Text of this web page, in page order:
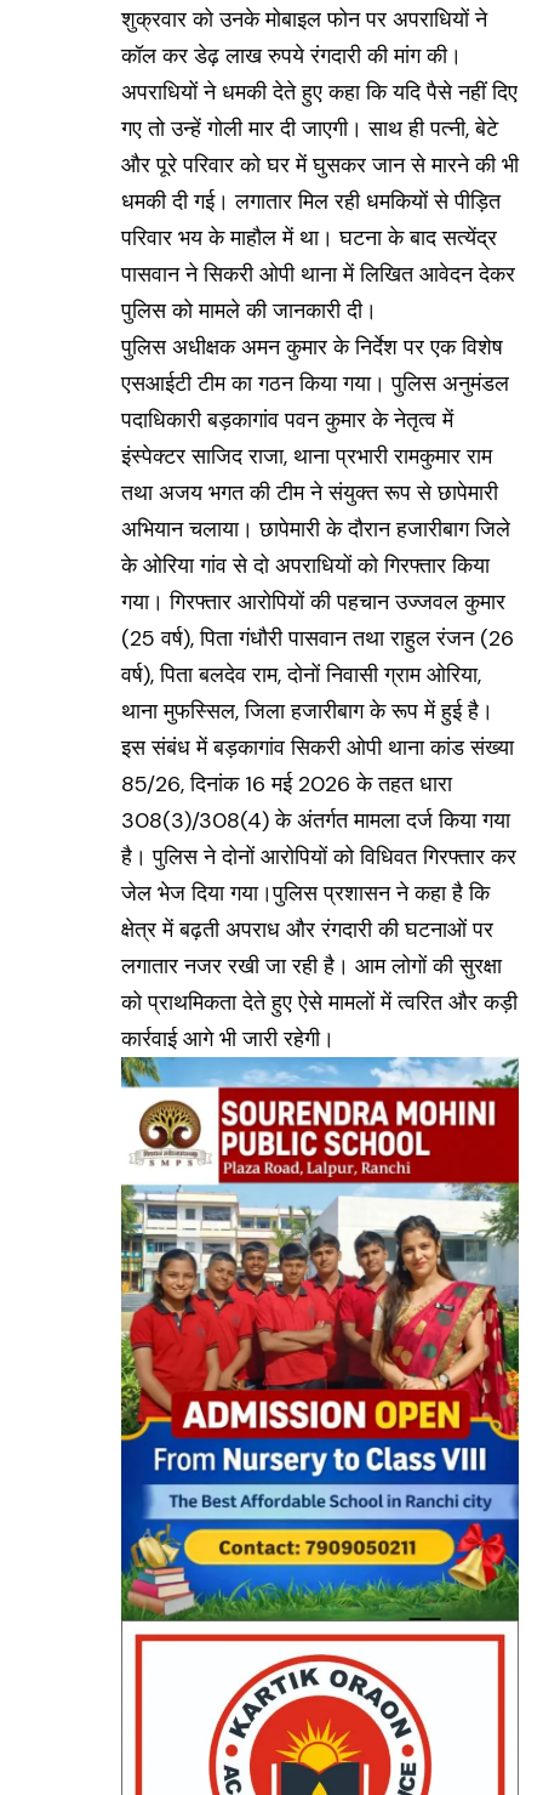
शुक्रवार को उनके मोबाइल फोन पर अपराधियों ने
कॉल कर डेढ़ लाख रुपये रंगदारी की मांग की।
अपराधियों ने धमकी देते हुए कहा कि यदि पैसे नहीं दिए
गए तो उन्हें गोली मार दी जाएगी। साथ ही पत्नी, बेटे
और पूरे परिवार को घर में घुसकर जान से मारने की भी
धमकी दी गई। लगातार मिल रही धमकियों से पीड़ित
परिवार भय के माहौल में था। घटना के बाद सत्येंद्र
पासवान ने सिकरी ओपी थाना में लिखित आवेदन देकर
पुलिस को मामले की जानकारी दी।
पुलिस अधीक्षक अमन कुमार के निर्देश पर एक विशेष
एसआईटी टीम का गठन किया गया। पुलिस अनुमंडल
पदाधिकारी बड़कागांव पवन कुमार के नेतृत्व में
इंस्पेक्टर साजिद राजा, थाना प्रभारी रामकुमार राम
तथा अजय भगत की टीम ने संयुक्त रूप से छापेमारी
अभियान चलाया। छापेमारी के दौरान हजारीबाग जिले
के ओरिया गांव से दो अपराधियों को गिरफ्तार किया
गया। गिरफ्तार आरोपियों की पहचान उज्जवल कुमार
(25 वर्ष), पिता गंधौरी पासवान तथा राहुल रंजन (26
वर्ष), पिता बलदेव राम, दोनों निवासी ग्राम ओरिया,
थाना मुफस्सिल, जिला हजारीबाग के रूप में हुई है।
इस संबंध में बड़कागांव सिकरी ओपी थाना कांड संख्या
85/26, दिनांक 16 मई 2026 के तहत धारा
308(3)/308(4) के अंतर्गत मामला दर्ज किया गया
है। पुलिस ने दोनों आरोपियों को विधिवत गिरफ्तार कर
जेल भेज दिया गया।पुलिस प्रशासन ने कहा है कि
क्षेत्र में बढ़ती अपराध और रंगदारी की घटनाओं पर
लगातार नजर रखी जा रही है। आम लोगों की सुरक्षा
को प्राथमिकता देते हुए ऐसे मामलों में त्वरित और कड़ी
कार्रवाई आगे भी जारी रहेगी।